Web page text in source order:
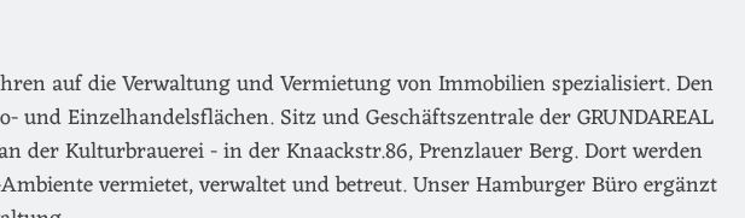
auf die Verwaltung und Vermietung von Immobilien spezialisiert. Den
Einzelhandelsflächen. Sitz und Geschäftszentrale der GRUNDAREAL
der Kulturbrauerei - in der Knaackstr.86, Prenzlauer Berg. Dort werden
vermietet, verwaltet und betreut. Unser Hamburger Büro ergänzt